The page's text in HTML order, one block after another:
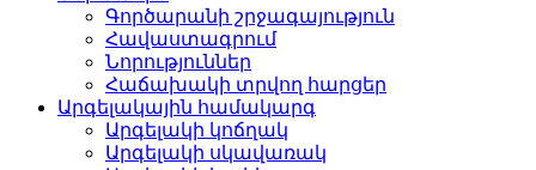
Գործարանի շրջագայություն
Հավաստագրում
Նորություններ
Հաճախակի տրվող հարցեր
Արգելակային համակարգ
Արգելակի կոճղակ
Արգելակի սկավառակ